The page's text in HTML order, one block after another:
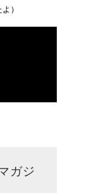
）
ガジ